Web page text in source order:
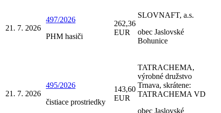
21. 7. 2026
497/2026
PHM hasiči
262,36
EUR
SLOVNAFT, a.s.
obec Jaslovské
Bohunice
21. 7. 2026
495/2026
čistiace prostriedky
143,60
EUR
TATRACHEMA,
výrobné družstvo
Trnava, skrátene:
TATRACHEMA VD
obec Jaslovské